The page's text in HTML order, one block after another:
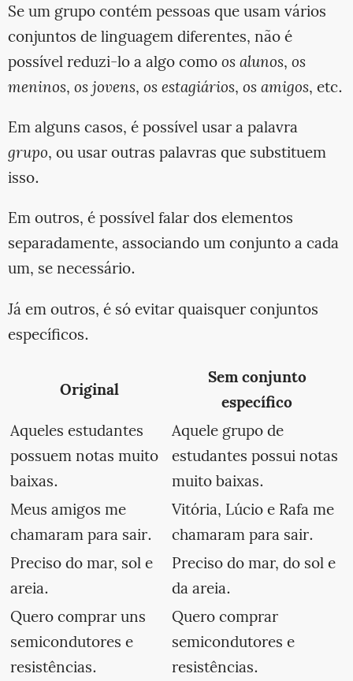
Se um grupo contém pessoas que usam vários
conjuntos de linguagem diferentes, não é
possível reduzi-lo a algo comoos alunos, os
meninos, os jovens, os estagiários, os amigos, etc.
Em alguns casos, é possível usar a palavra
grupo, ou usar outras palavras que substituem
isso.
Em outros, é possível falar dos elementos
separadamente, associando um conjunto a cada
um, se necessário.
Já em outros, é só evitar quaisquer conjuntos
específicos.
Original
Sem conjunto
específico
Aqueles estudantes
possuem notas muito
baixas.
Aquele grupo de
estudantes possui notas
muito baixas.
Meus amigos me
chamaram para sair.
Vitória, Lúcio e Rafa me
chamaram para sair.
Preciso do mar, sol e
areia.
Preciso do mar, do sol e
da areia.
Quero comprar uns
semicondutores e
resistências.
Quero comprar
semicondutores e
resistências.